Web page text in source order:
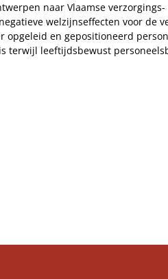
naar Vlaamse
welzijnseffecten voor de
en gepositioneerd
terwijl leeftijdsbewust